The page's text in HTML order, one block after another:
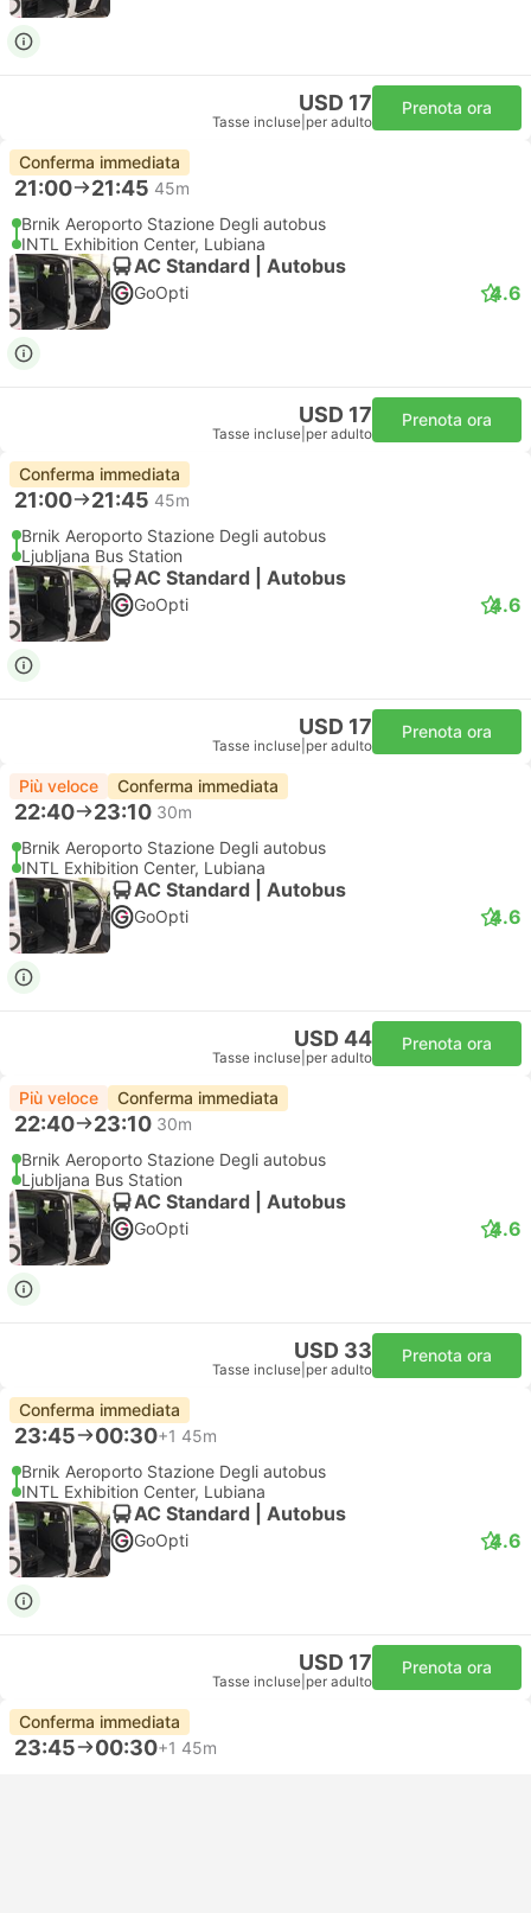
USD 17
Tasse incluse per adulto
Prenota ora
Conferma immediata
21:00 21:45 45m
Brnik Aeroporto Stazione Degli autobus
INTL Exhibition Center, Lubiana
AC Standard | Autobus
GoOpti 4.6
USD 17
Tasse incluse per adulto
Prenota ora
Conferma immediata
21:00 21:45 45m
Brnik Aeroporto Stazione Degli autobus
Ljubljana Bus Station
AC Standard | Autobus
GoOpti 4.6
USD 17
Tasse incluse per adulto
Prenota ora
Più veloce Conferma immediata
22:40 23:10 30m
Brnik Aeroporto Stazione Degli autobus
INTL Exhibition Center, Lubiana
AC Standard | Autobus
GoOpti 4.6
USD 44
Tasse incluse per adulto
Prenota ora
Più veloce Conferma immediata
22:40 23:10 30m
Brnik Aeroporto Stazione Degli autobus
Ljubljana Bus Station
AC Standard | Autobus
GoOpti 4.6
USD 33
Tasse incluse per adulto
Prenota ora
Conferma immediata
23:45 00:30+1 45m
Brnik Aeroporto Stazione Degli autobus
INTL Exhibition Center, Lubiana
AC Standard | Autobus
GoOpti 4.6
USD 17
Tasse incluse per adulto
Prenota ora
Conferma immediata
23:45 00:30+1 45m